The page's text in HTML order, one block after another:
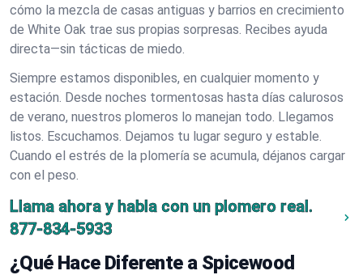
cómo la mezcla de casas antiguas y barrios en crecimiento
de White Oak trae sus propias sorpresas. Recibes ayuda
directa—sin tácticas de miedo.
Siempre estamos disponibles, en cualquier momento y
estación. Desde noches tormentosas hasta días calurosos
de verano, nuestros plomeros lo manejan todo. Llegamos
listos. Escuchamos. Dejamos tu lugar seguro y estable.
Cuando el estrés de la plomería se acumula, déjanos cargar
con el peso.
Llama ahora y habla con un plomero real.
877-834-5933
¿Qué Hace Diferente a Spicewood